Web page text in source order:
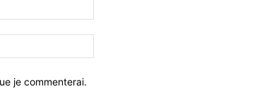
je commenterai.